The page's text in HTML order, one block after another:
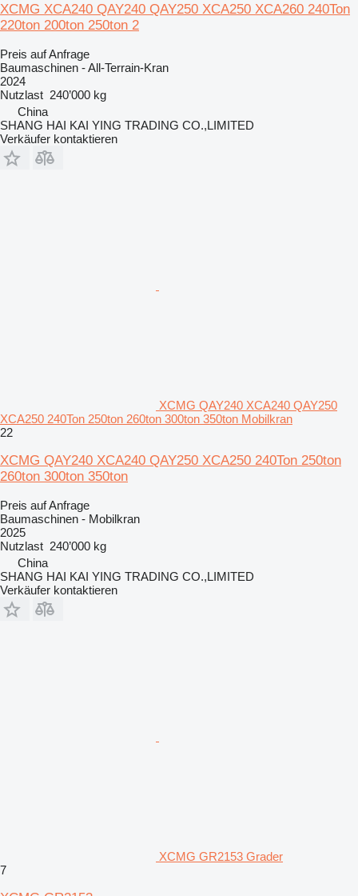
XCMG XCA240 QAY240 QAY250 XCA250 XCA260 240Ton
220ton 200ton 250ton 2
Preis auf Anfrage
Baumaschinen - All-Terrain-Kran
2024
Nutzlast 240’000 kg
China
SHANG HAI KAI YING TRADING CO.,LIMITED
Verkäufer kontaktieren
XCMG QAY240 XCA240 QAY250
XCA250 240Ton 250ton 260ton 300ton 350ton Mobilkran
22
XCMG QAY240 XCA240 QAY250 XCA250 240Ton 250ton
260ton 300ton 350ton
Preis auf Anfrage
Baumaschinen - Mobilkran
2025
Nutzlast 240’000 kg
China
SHANG HAI KAI YING TRADING CO.,LIMITED
Verkäufer kontaktieren
XCMG GR2153 Grader
7